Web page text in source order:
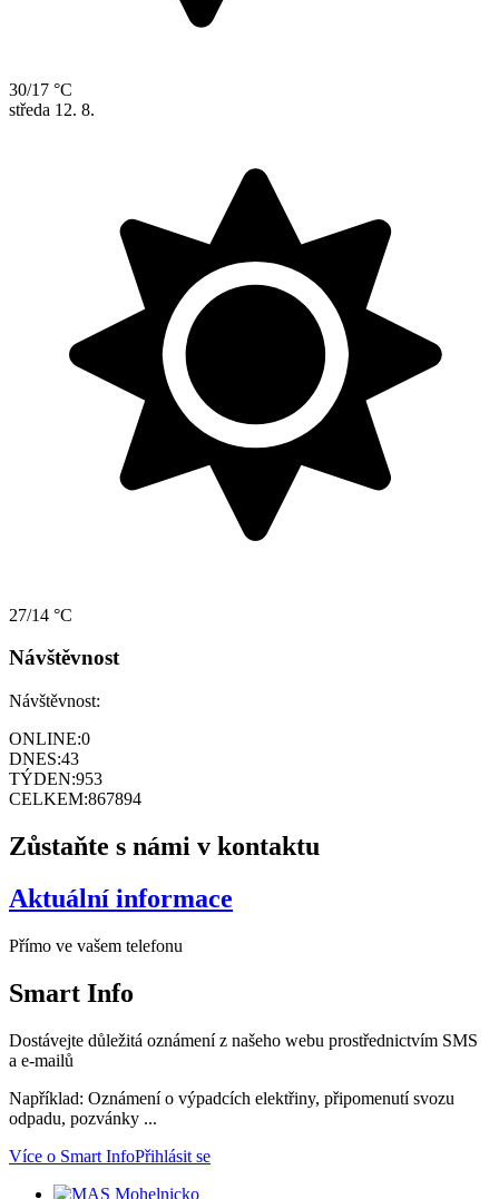
30/17 °C
středa 12. 8.
27/14 °C
Návštěvnost
Návštěvnost:
ONLINE:0
DNES:43
TÝDEN:953
CELKEM:867894
Zůstaňte s námi v kontaktu
Aktuální informace
Přímo ve vašem telefonu
Smart Info
Dostávejte důležitá oznámení z našeho webu prostřednictvím SMS
a e-mailů
Například: Oznámení o výpadcích elektřiny, připomenutí svozu
odpadu, pozvánky ...
Více o Smart InfoPřihlásit se